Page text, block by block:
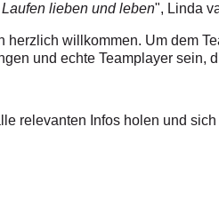
lieben und leben", Linda
willkommen. Um dem
und echte Teamplayer sein,
relevanten Infos holen und sich